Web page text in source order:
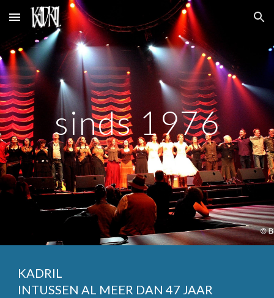
Skip to main content Skip to navigation
sinds 1976
KADRIL
INTUSSEN AL MEER DAN 47 JAAR